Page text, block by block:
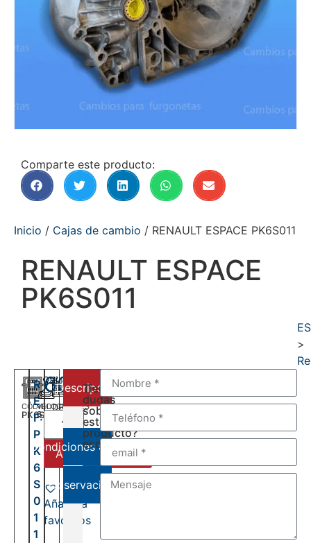
Comparte este producto:
Inicio / Cajas de cambio / RENAULT ESPACE PK6S011
RENAULT ESPACE
PK6S011
>
CÓDIGO
PK6S011
VELOCIDADES
6
DEL:
AL:
R
E
F:
P
K
6
S
0
1
1
600,00€
Añadir al carrito
Añadir a
favoritos
Descripción
Condiciones de venta
Observaciones
Tienes
dudas
sobre
este
producto?
escríbenos: